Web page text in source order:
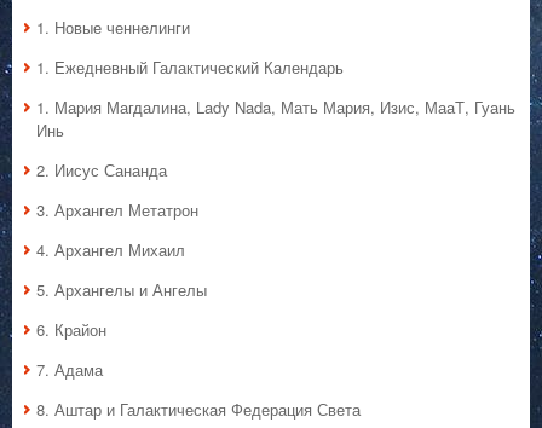
1. Hовые ченнелинги
1. Ежедневный Галактический Календарь
1. Мария Магдалина, Lady Nada, Мать Мария, Изис, МааТ, Гуань
Инь
2. Иисус Сананда
3. Архангел Метатрон
4. Архангел Михаил
5. Архангелы и Ангелы
6. Крайон
7. Адама
8. Аштар и Галактическая Федерация Света